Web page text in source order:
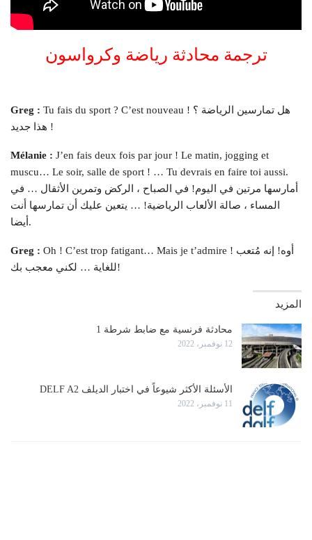
ترجمة محادثة رياضة وكرواسون
Greg : Tu fais du sport ? C’est nouveau ! هل تمارسين الرياضة ؟
هذا جديد !
Mélanie : J’en fais deux fois par jour ! Le matin, jogging et
muscu… Le soir, salle de sport ! … Tu devrais en faire toi aussi.
أمارسها مرتين في اليوم! في الصباح ، الركض وتمرين الأثقال … في
المساء ، صالة الألعاب الرياضية! … يتعين عليك أن تمارسها أنت
أيضا.
Greg : Oh ! C’est trop fatigant… Mais je t’admire ! أوه! إنه مُتعب
للغاية … لكني معجب بك!
المزيد
محادثة فرنسية مع ضابط شرطة 1
12 نوفمبر، 2022
الأسئلة الأكثر شيوعاً في اختبار الديلف DELF A2
11 نوفمبر، 2022